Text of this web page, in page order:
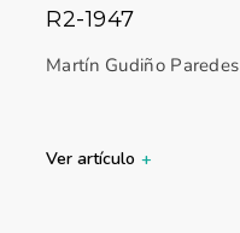
R2-1947
Martín Gudiño Paredes
Ver artículo +